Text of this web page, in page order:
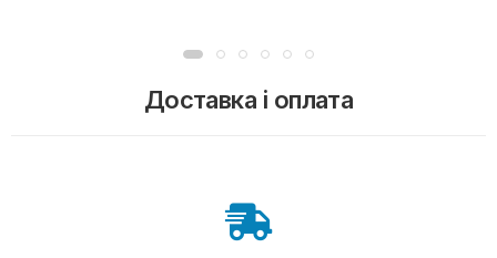
Доставка і оплата